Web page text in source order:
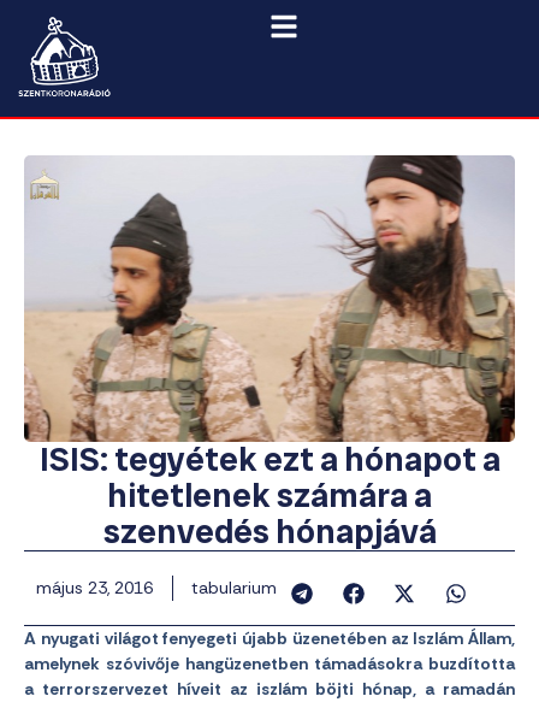
ISIS: tegyétek ezt a hónapot a
hitetlenek számára a
szenvedés hónapjává
május 23, 2016 tabularium
A nyugati világot fenyegeti újabb üzenetében az Iszlám Állam,
amelynek szóvivője hangüzenetben támadásokra buzdította
a terrorszervezet híveit az iszlám böjti hónap, a ramadán